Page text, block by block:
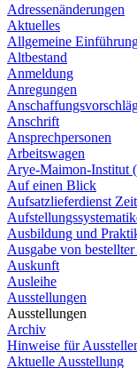
Adressenänderungen
Aktuelles
Allgemeine
Altbestand
Anmeldung
Anregungen
Anschrift
Ansprechpersonen
Arbeitswagen
Arye-Maimon-Institut
Auf einen Blick
Aufsatzlieferdienst
Ausbildung und
Ausgabe von
Auskunft
Ausleihe
Ausstellungen
Ausstellungen
Archiv
Hinweise für
Aktuelle Ausstellung